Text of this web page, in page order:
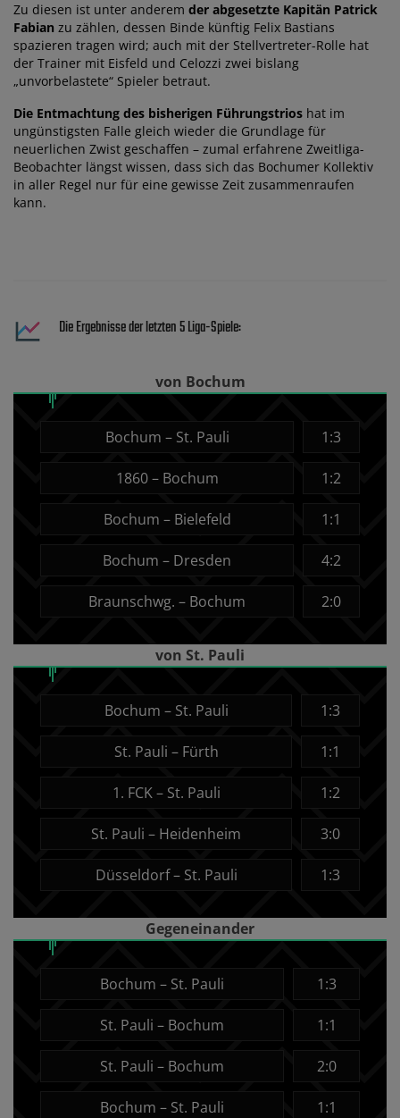
Zu diesen ist unter anderem der abgesetzte Kapitän Patrick
Fabian zu zählen, dessen Binde künftig Felix Bastians
spazieren tragen wird; auch mit der Stellvertreter-Rolle hat
der Trainer mit Eisfeld und Celozzi zwei bislang
„unvorbelastete“ Spieler betraut.
Die Entmachtung des bisherigen Führungstrios hat im
ungünstigsten Falle gleich wieder die Grundlage für
neuerlichen Zwist geschaffen – zumal erfahrene Zweitliga-
Beobachter längst wissen, dass sich das Bochumer Kollektiv
in aller Regel nur für eine gewisse Zeit zusammenraufen
kann.
Die Ergebnisse der letzten 5 Liga-Spiele:
von Bochum
Bochum – St. Pauli 1:3
1860 – Bochum 1:2
Bochum – Bielefeld 1:1
Bochum – Dresden 4:2
Braunschwg. – Bochum 2:0
von St. Pauli
Bochum – St. Pauli 1:3
St. Pauli – Fürth 1:1
1. FCK – St. Pauli 1:2
St. Pauli – Heidenheim 3:0
Düsseldorf – St. Pauli 1:3
Gegeneinander
Bochum – St. Pauli 1:3
St. Pauli – Bochum 1:1
St. Pauli – Bochum 2:0
Bochum – St. Pauli 1:1